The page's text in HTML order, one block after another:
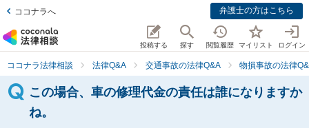
ココナラへ 弁護士の方はこちら
投稿する 探す 閲覧履歴 マイリスト ログイン
ココナラ法律相談 法律Q&A 交通事故の法律Q&A 物損事故の法律
この場合、車の修理代金の責任は誰になりますか
ね。